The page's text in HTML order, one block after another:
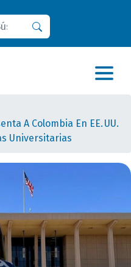
A Colombia En EE. UU.
Universitarias